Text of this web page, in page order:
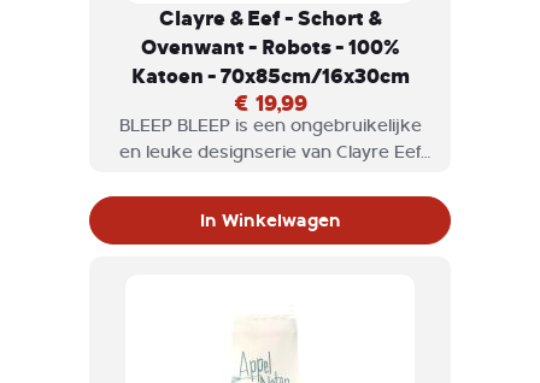
Clayre & Eef - Schort &
Ovenwant - Robots - 100%
Katoen - 70x85cm/16x30cm
€ 19,99
BLEEP BLEEP is een ongebruikelijke
en leuke designserie van Clayre Eef
robots.
In Winkelwagen